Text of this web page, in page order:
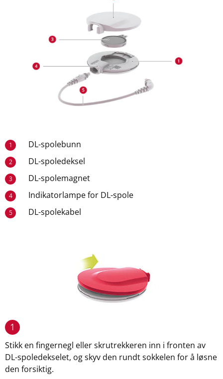
1 DL-spolebunn
2 DL-spoledeksel
3 DL-spolemagnet
4 Indikatorlampe for DL-spole
5 DL-spolekabel
1
Stikk en fingernegl eller skrutrekkeren inn i fronten av
DL-spoledekselet, og skyv den rundt sokkelen for å løsne
den forsiktig.